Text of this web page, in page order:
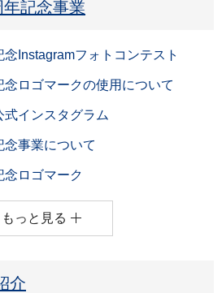
記念事業
Instagramフォトコンテスト
ロゴマークの使用について
インスタグラム
事業について
ロゴマーク
もっと見る
介